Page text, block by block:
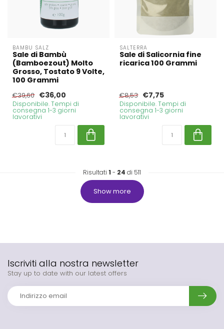
BAMBU SALZ
Sale di Bambù
(Bamboezout) Molto
Grosso, Tostato 9 Volte,
100 Grammi
€39,60 €36,00
Disponibile. Tempi di
consegna 1-3 giorni
lavorativi
SALTERRA
Sale di Salicornia fine
ricarica 100 Grammi
€8,53 €7,75
Disponibile. Tempi di
consegna 1-3 giorni
lavorativi
Risultati 1 - 24 di 511
Show more
Iscriviti alla nostra newsletter
Stay up to date with our latest offers